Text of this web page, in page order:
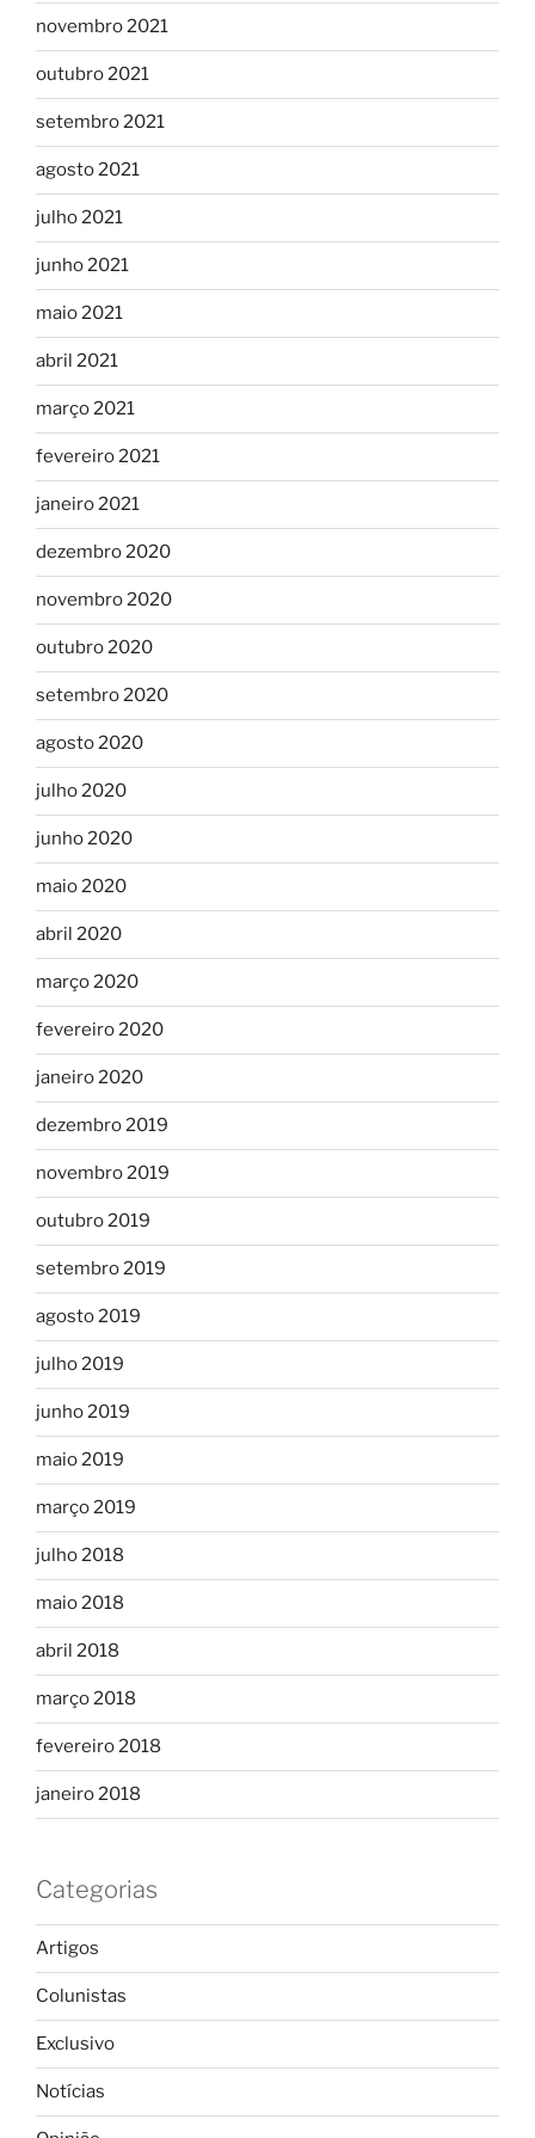
novembro 2021
outubro 2021
setembro 2021
agosto 2021
julho 2021
junho 2021
maio 2021
abril 2021
março 2021
fevereiro 2021
janeiro 2021
dezembro 2020
novembro 2020
outubro 2020
setembro 2020
agosto 2020
julho 2020
junho 2020
maio 2020
abril 2020
março 2020
fevereiro 2020
janeiro 2020
dezembro 2019
novembro 2019
outubro 2019
setembro 2019
agosto 2019
julho 2019
junho 2019
maio 2019
março 2019
julho 2018
maio 2018
abril 2018
março 2018
fevereiro 2018
janeiro 2018
Categorias
Artigos
Colunistas
Exclusivo
Notícias